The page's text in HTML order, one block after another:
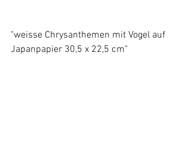
"weisse Chrysanthemen mit Vogel auf
Japanpapier 30,5 x 22,5 cm"